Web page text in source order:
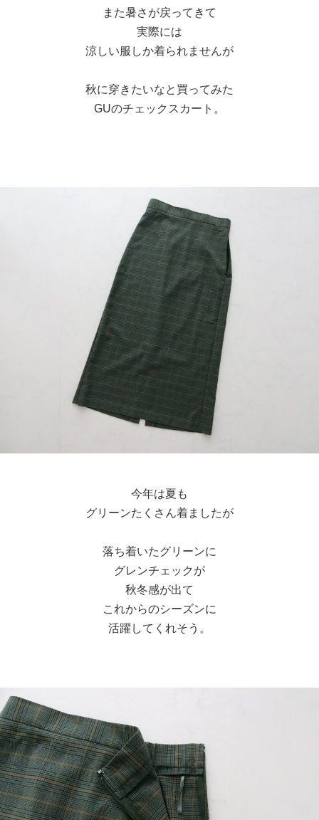
また暑さが戻ってきて
実際には
涼しい服しか着られませんが
秋に穿きたいなと買ってみた
GUのチェックスカート。
今年は夏も
グリーンたくさん着ましたが
落ち着いたグリーンに
グレンチェックが
秋冬感が出て
これからのシーズンに
活躍してくれそう。